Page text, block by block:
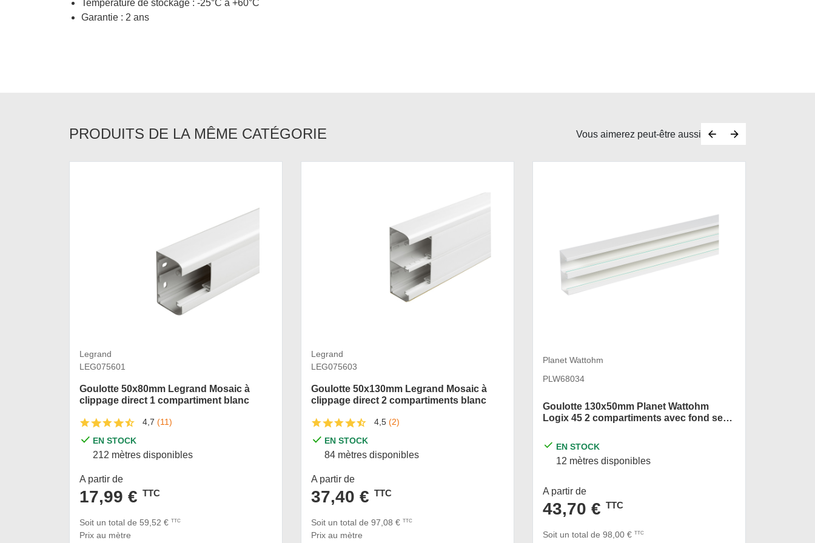
Température de stockage : -25°C à +60°C
Garantie : 2 ans
PRODUITS DE LA MÊME CATÉGORIE Vous aimerez peut-être aussi
Legrand
LEG075601
Goulotte 50x80mm Legrand Mosaic à
clippage direct 1 compartiment blanc
4,7 (11)
EN STOCK
212 mètres disponibles
A partir de
17,99 € TTC
Soit un total de 59,52 € TTC
Prix au mètre
Legrand
LEG075603
Goulotte 50x130mm Legrand Mosaic à
clippage direct 2 compartiments blanc
4,5 (2)
EN STOCK
84 mètres disponibles
A partir de
37,40 € TTC
Soit un total de 97,08 € TTC
Prix au mètre
Planet Wattohm
PLW68034
Goulotte 130x50mm Planet Wattohm
Logix 45 2 compartiments avec fond seul
EN STOCK
12 mètres disponibles
A partir de
43,70 € TTC
Soit un total de 98,00 € TTC